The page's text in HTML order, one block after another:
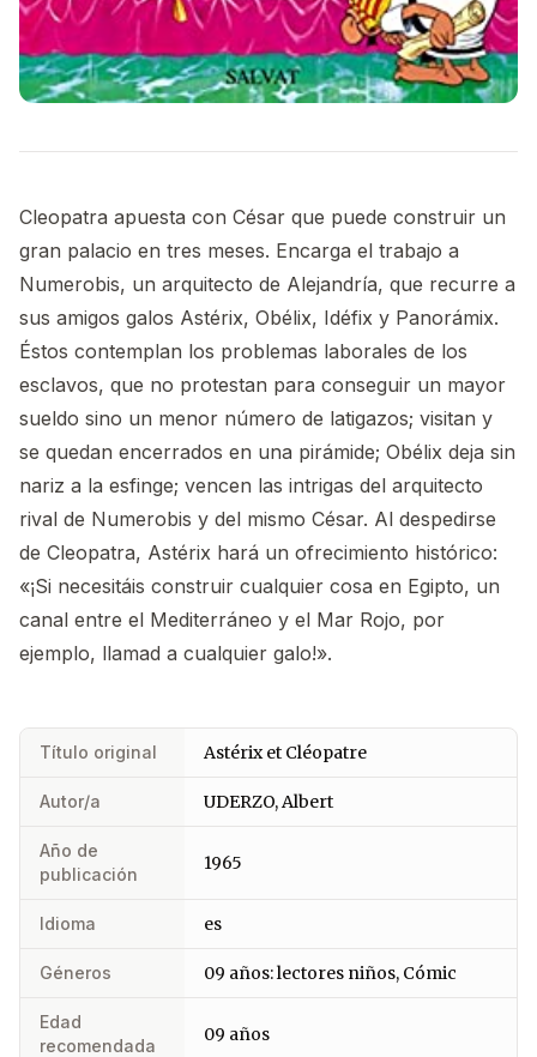
Cleopatra apuesta con César que puede construir un
gran palacio en tres meses. Encarga el trabajo a
Numerobis, un arquitecto de Alejandría, que recurre a
sus amigos galos Astérix, Obélix, Idéfix y Panorámix.
Éstos contemplan los problemas laborales de los
esclavos, que no protestan para conseguir un mayor
sueldo sino un menor número de latigazos; visitan y
se quedan encerrados en una pirámide; Obélix deja sin
nariz a la esfinge; vencen las intrigas del arquitecto
rival de Numerobis y del mismo César. Al despedirse
de Cleopatra, Astérix hará un ofrecimiento histórico:
«¡Si necesitáis construir cualquier cosa en Egipto, un
canal entre el Mediterráneo y el Mar Rojo, por
ejemplo, llamad a cualquier galo!».
Título original Astérix et Cléopatre
Autor/a UDERZO, Albert
Año de
publicación
1965
Idioma es
Géneros 09 años: lectores niños, Cómic
Edad
recomendada
09 años